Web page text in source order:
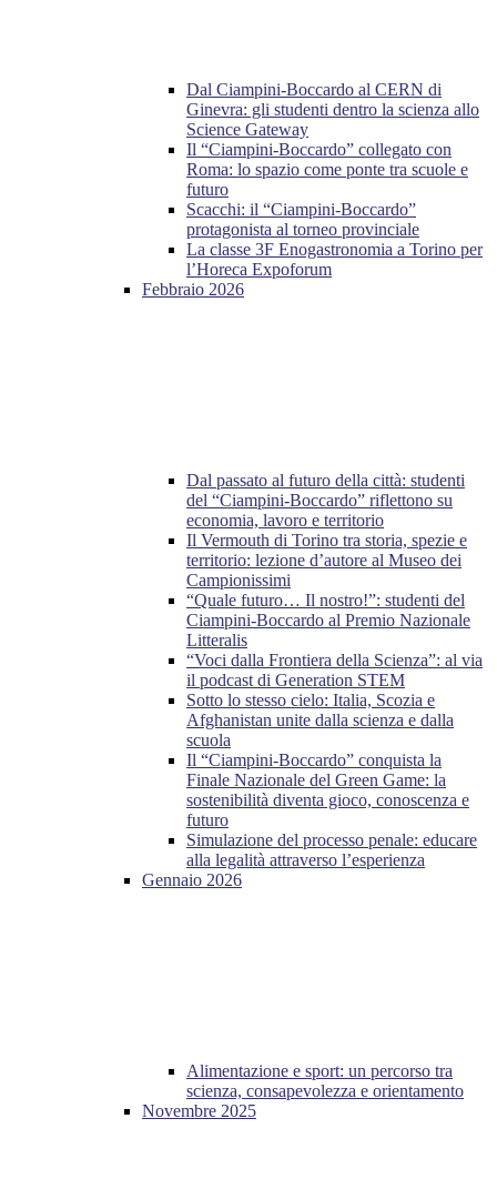
Dal Ciampini-Boccardo al CERN di
Ginevra: gli studenti dentro la scienza allo
Science Gateway
Il “Ciampini-Boccardo” collegato con
Roma: lo spazio come ponte tra scuole e
futuro
Scacchi: il “Ciampini-Boccardo”
protagonista al torneo provinciale
La classe 3F Enogastronomia a Torino per
l’Horeca Expoforum
Febbraio 2026
Dal passato al futuro della città: studenti
del “Ciampini-Boccardo” riflettono su
economia, lavoro e territorio
Il Vermouth di Torino tra storia, spezie e
territorio: lezione d’autore al Museo dei
Campionissimi
“Quale futuro… Il nostro!”: studenti del
Ciampini-Boccardo al Premio Nazionale
Litteralis
“Voci dalla Frontiera della Scienza”: al via
il podcast di Generation STEM
Sotto lo stesso cielo: Italia, Scozia e
Afghanistan unite dalla scienza e dalla
scuola
Il “Ciampini-Boccardo” conquista la
Finale Nazionale del Green Game: la
sostenibilità diventa gioco, conoscenza e
futuro
Simulazione del processo penale: educare
alla legalità attraverso l’esperienza
Gennaio 2026
Alimentazione e sport: un percorso tra
scienza, consapevolezza e orientamento
Novembre 2025